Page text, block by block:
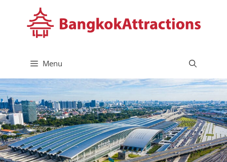
ス
キ
ッ
プ
Menu